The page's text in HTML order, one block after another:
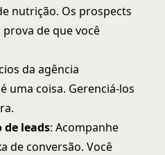
nutrição. Os prospects
de que você
da agência
uma coisa. Gerenciá-los
de leads: Acompanhe
de conversão. Você